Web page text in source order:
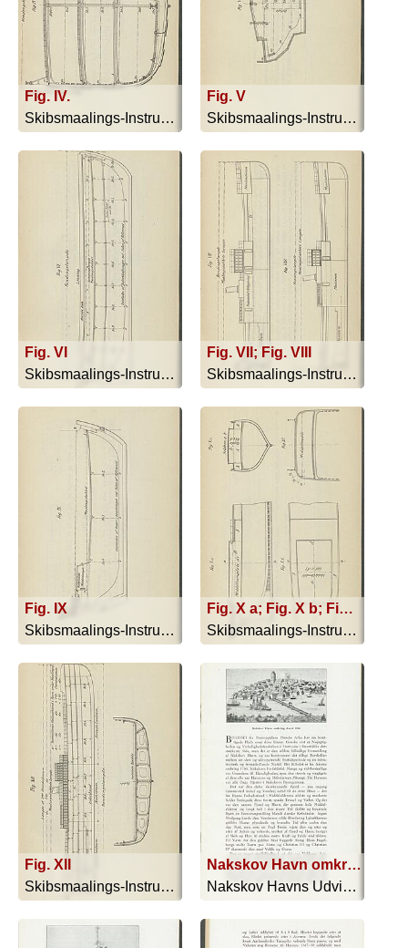
Fig. IV.
Skibsmaalings-Instruktion - 1909
Fig. V
Skibsmaalings-Instruktion - 1909
Fig. VI
Skibsmaalings-Instruktion - 1909
Fig. VII; Fig. VIII
Skibsmaalings-Instruktion - 1909
Fig. IX
Skibsmaalings-Instruktion - 1909
Fig. X a; Fig. X b; Fig. X c
Skibsmaalings-Instruktion - 1909
Fig. XII
Skibsmaalings-Instruktion - 1909
Nakskov Havn omkring Aaret 1790
Nakskov Havns Udvidelse 1914-1919 - 1919